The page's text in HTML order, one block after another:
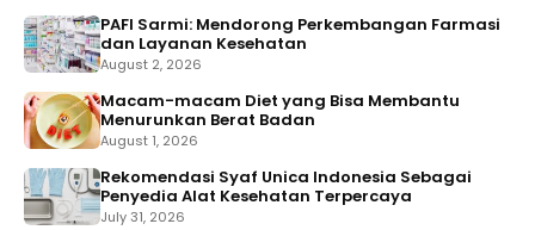
PAFI Sarmi: Mendorong Perkembangan Farmasi
dan Layanan Kesehatan
August 2, 2026
Macam-macam Diet yang Bisa Membantu
Menurunkan Berat Badan
August 1, 2026
Rekomendasi Syaf Unica Indonesia Sebagai
Penyedia Alat Kesehatan Terpercaya
July 31, 2026